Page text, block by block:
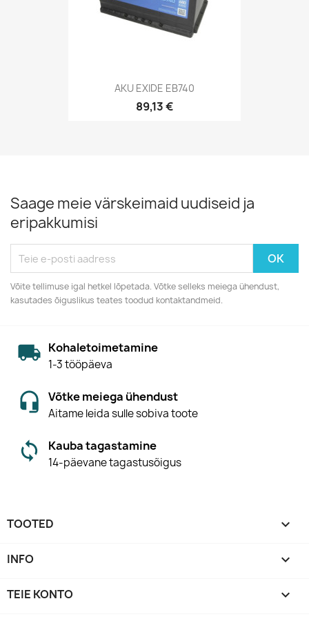
AKU EXIDE EB740
89,13 €
Saage meie värskeimaid uudiseid ja
eripakkumisi
Võite tellimuse igal hetkel lõpetada. Võtke selleks meiega ühendust,
kasutades õiguslikus teates toodud kontaktandmeid.
Kohaletoimetamine
1-3 tööpäeva
Võtke meiega ühendust
Aitame leida sulle sobiva toote
Kauba tagastamine
14-päevane tagastusõigus
TOOTED 
INFO 
TEIE KONTO 